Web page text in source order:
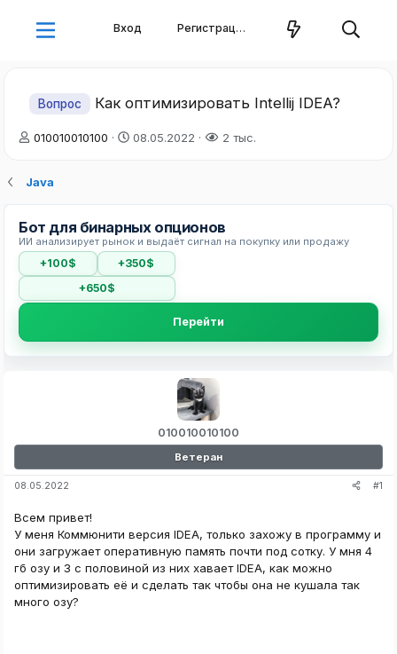
Вход Регистрация
Вопрос Как оптимизировать Intellij IDEA?
А
о
е
м
ы
010010010100
Д
ч
а
л
а
08.05.2022 2 тыс.
Java
Бот для бинарных опционов
ИИ анализирует рынок и выдаёт сигнал на покупку или продажу
+100$
+350$
+650$
Перейти
010010010100
Ветеран
08.05.2022 #1
Всем привет!
У меня Коммюнити версия IDEA, только захожу в программу и
они загружает оперативную память почти под сотку. У мня 4
гб озу и 3 с половиной из них хавает IDEA, как можно
оптимизировать её и сделать так чтобы она не кушала так
много озу?